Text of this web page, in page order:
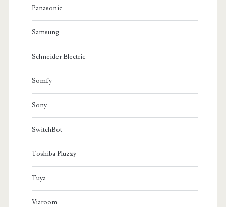
Panasonic
Samsung
Schneider Electric
Somfy
Sony
SwitchBot
Toshiba Pluzzy
Tuya
Viaroom